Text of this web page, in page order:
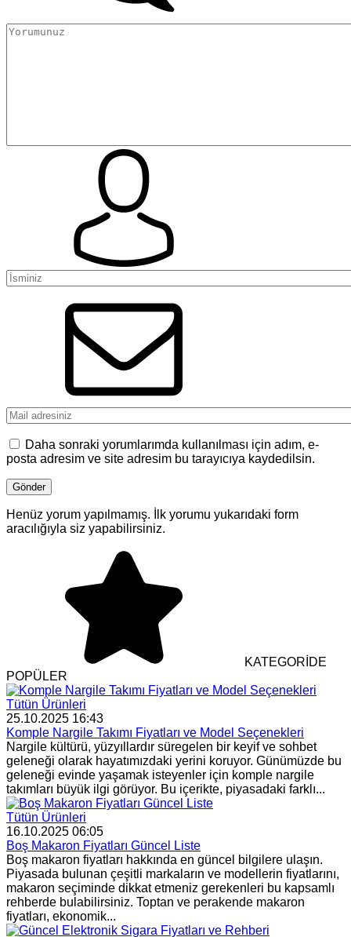
Daha sonraki yorumlarımda kullanılması için adım, e-
posta adresim ve site adresim bu tarayıcıya kaydedilsin.
Henüz yorum yapılmamış. İlk yorumu yukarıdaki form
aracılığıyla siz yapabilirsiniz.
KATEGORİDE
POPÜLER
Tütün Ürünleri
25.10.2025 16:43
Komple Nargile Takımı Fiyatları ve Model Seçenekleri
Nargile kültürü, yüzyıllardır süregelen bir keyif ve sohbet
geleneği olarak hayatımızdaki yerini koruyor. Günümüzde bu
geleneği evinde yaşamak isteyenler için komple nargile
takımları büyük ilgi görüyor. Bu içerikte, piyasadaki farklı...
Tütün Ürünleri
16.10.2025 06:05
Boş Makaron Fiyatları Güncel Liste
Boş makaron fiyatları hakkında en güncel bilgilere ulaşın.
Piyasada bulunan çeşitli markaların ve modellerin fiyatlarını,
makaron seçiminde dikkat etmeniz gerekenleri bu kapsamlı
rehberde bulabilirsiniz. Toptan ve perakende makaron
fiyatları, ekonomik...